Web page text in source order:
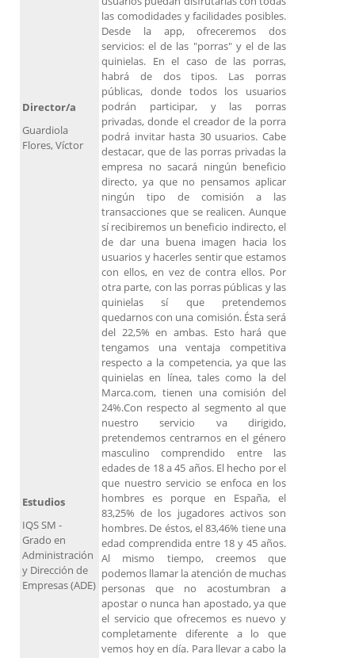
las comodidades y facilidades posibles.
Desde la app, ofreceremos dos
servicios: el de las "porras" y el de las
quinielas. En el caso de las porras,
habrá de dos tipos. Las porras
públicas, donde todos los usuarios
podrán participar, y las porras
privadas, donde el creador de la porra
podrá invitar hasta 30 usuarios. Cabe
destacar, que de las porras privadas la
empresa no sacará ningún beneficio
directo, ya que no pensamos aplicar
ningún tipo de comisión a las
transacciones que se realicen. Aunque
sí recibiremos un beneficio indirecto, el
de dar una buena imagen hacia los
usuarios y hacerles sentir que estamos
con ellos, en vez de contra ellos. Por
otra parte, con las porras públicas y las
quinielas sí que pretendemos
quedarnos con una comisión. Ésta será
del 22,5% en ambas. Esto hará que
tengamos una ventaja competitiva
respecto a la competencia, ya que las
quinielas en línea, tales como la del
Marca.com, tienen una comisión del
24%.Con respecto al segmento al que
nuestro servicio va dirigido,
pretendemos centrarnos en el género
masculino comprendido entre las
edades de 18 a 45 años. El hecho por el
que nuestro servicio se enfoca en los
hombres es porque en España, el
83,25% de los jugadores activos son
hombres. De éstos, el 83,46% tiene una
edad comprendida entre 18 y 45 años.
Al mismo tiempo, creemos que
podemos llamar la atención de muchas
personas que no acostumbran a
apostar o nunca han apostado, ya que
el servicio que ofrecemos es nuevo y
completamente diferente a lo que
vemos hoy en día. Para llevar a cabo la
Director/a
Guardiola
Flores, Víctor
Estudios
IQS SM -
Grado en
Administración
y Dirección de
Empresas (ADE)